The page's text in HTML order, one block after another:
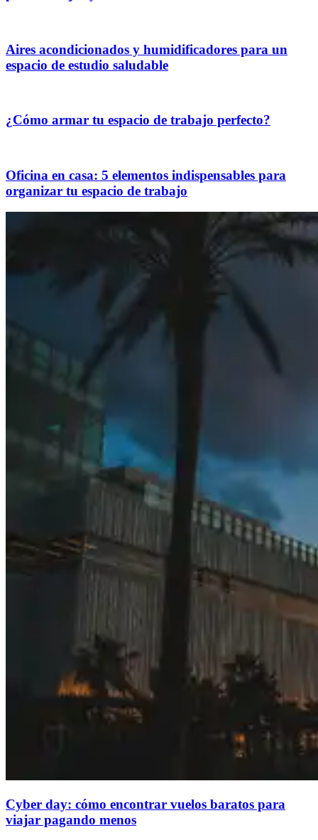
Aires acondicionados y humidificadores para un
espacio de estudio saludable
¿Cómo armar tu espacio de trabajo perfecto?
Oficina en casa: 5 elementos indispensables para
organizar tu espacio de trabajo
Cyber day: cómo encontrar vuelos baratos para
viajar pagando menos